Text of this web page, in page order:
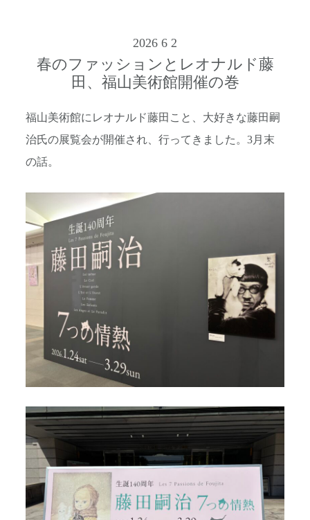
2026 6 2
春のファッションとレオナルド藤
田、福山美術館開催の巻
福山美術館にレオナルド藤田こと、大好きな藤田嗣
治氏の展覧会が開催され、行ってきました。3月末
の話。